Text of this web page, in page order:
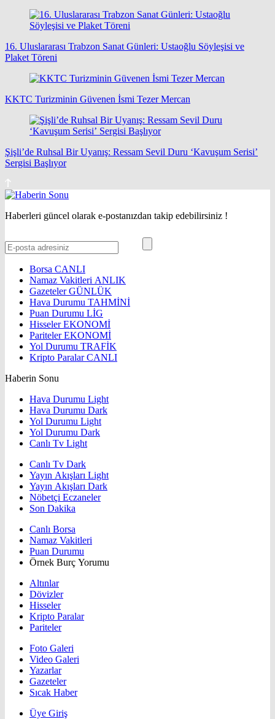
16. Uluslararası Trabzon Sanat Günleri: Ustaoğlu Söyleşisi ve
Plaket Töreni
KKTC Turizminin Güvenen İsmi Tezer Mercan
Şişli’de Ruhsal Bir Uyanış: Ressam Sevil Duru ‘Kavuşum Serisi’
Sergisi Başlıyor
Haberleri güncel olarak e-postanızdan takip edebilirsiniz !
Borsa CANLI
Namaz Vakitleri ANLIK
GazetelerGÜNLÜK
Hava Durumu TAHMİNİ
Puan Durumu LİG
HisselerEKONOMİ
ParitelerEKONOMİ
Yol Durumu TRAFİK
Kripto ParalarCANLI
Haberin Sonu
Hava Durumu Light
Hava Durumu Dark
Yol Durumu Light
Yol Durumu Dark
Canlı Tv Light
Canlı Tv Dark
Yayın Akışları Light
Yayın Akışları Dark
Nöbetçi Eczaneler
Son Dakika
Canlı Borsa
Namaz Vakitleri
Puan Durumu
Örnek Burç Yorumu
Altınlar
Dövizler
Hisseler
Kripto Paralar
Pariteler
Foto Galeri
Video Galeri
Yazarlar
Gazeteler
Sıcak Haber
Üye Giriş